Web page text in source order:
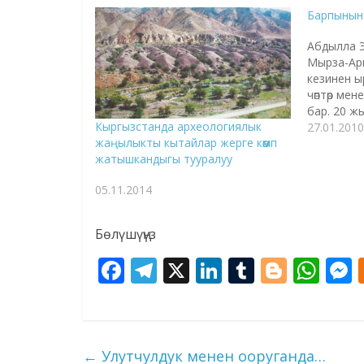
Кыргызстанда археологиялык
жаңылыкты кытайлар жерге көөмп
жатышкандыгы тууралуу
05.11.2014
Абдылла
Мырза-
кезинен
чөптөр
бар. 20
27.01.2010
Бөлүшүңүз
F
b
T
gr
X Li
e
T
bl
Bl
g
W
← Улутчулдук менен ооруганда…